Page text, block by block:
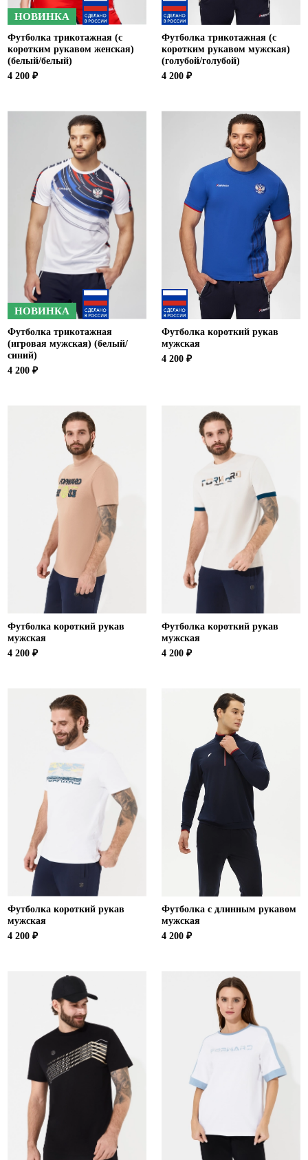
НОВИНКА
Футболка трикотажная (с
коротким рукавом женская)
(белый/белый)
4 200 ₽
Футболка трикотажная (с
коротким рукавом мужская)
(голубой/голубой)
4 200 ₽
НОВИНКА
Футболка трикотажная
(игровая мужская) (белый/
синий)
4 200 ₽
Футболка короткий рукав
мужская
4 200 ₽
Футболка короткий рукав
мужская
4 200 ₽
Футболка короткий рукав
мужская
4 200 ₽
Футболка короткий рукав
мужская
4 200 ₽
Футболка с длинным рукавом
мужская
4 200 ₽